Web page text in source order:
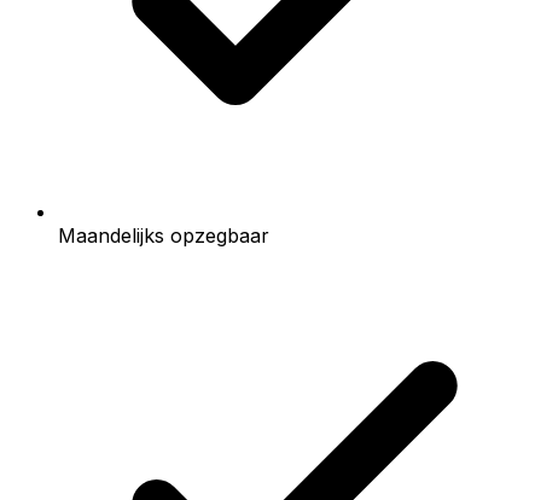
Maandelijks opzegbaar